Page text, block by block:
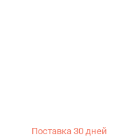
Поставка 30 дней